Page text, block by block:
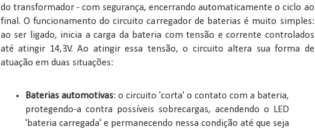
do transformador - com segurança, encerrando automaticamente o ciclo ao
final. O funcionamento do circuito carregador de baterias é muito simples:
ao ser ligado, inicia a carga da bateria com tensão e corrente controlados
até atingir 14,3V. Ao atingir essa tensão, o circuito altera sua forma de
atuação em duas situações:
Baterias automotivas: o circuito 'corta' o contato com a bateria,
protegendo-a contra possíveis sobrecargas, acendendo o LED
'bateria carregada' e permanecendo nessa condição até que seja